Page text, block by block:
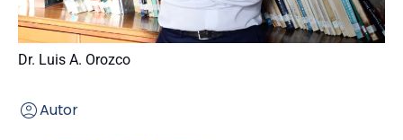
Dr. Luis A. Orozco
Autor